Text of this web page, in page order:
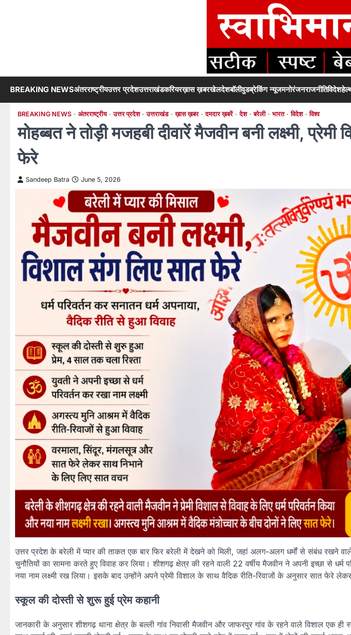
BREAKING NEWSअंतरराष्ट्रीयउत्तर प्रदेशउत्तराखंडकरियरख़ास ख़बरखेलदेशबॉलीवुडब्रेकिंग न्यूजमनोरंजनराजनीतिविदेश
BREAKING NEWS अंतरराष्ट्रीय उत्तर प्रदेश उत्तराखंड ख़ास ख़बर दमदार ख़बरें देश बरेली भारत विदेश विश्व
मोहब्बत ने तोड़ी मजहबी दीवारें मैजवीन बनी लक्ष्मी, प्रेमी
फेरे
Sandeep Batra June 5, 2026
उत्तर प्रदेश के बरेली में प्यार की ताकत एक बार फिर बरेली में देखने को मिली, जहां अलग-अलग धर्मों से संबंध रखने
चुनौतियों का सामना करते हुए विवाह कर लिया। शीशगढ़ क्षेत्र की रहने वाली 22 वर्षीय मैजवीन ने अपनी इच्छा से धर्म
नया नाम लक्ष्मी रख लिया। इसके बाद उन्होंने अपने प्रेमी विशाल के साथ वैदिक रीति-रिवाजों के अनुसार सात फेरे
स्कूल की दोस्ती से शुरू हुई प्रेम कहानी
जानकारी के अनुसार शीशगढ़ थाना क्षेत्र के बल्ली गांव निवासी मैजवीन और जाफरपुर गांव के रहने वाले विशाल एक